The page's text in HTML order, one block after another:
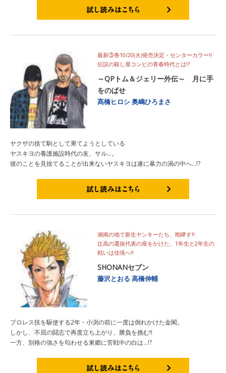
最新③巻10/20(火)発売決定・センターカラー!!
伝説の殺し屋コンビの青春時代とは!?
～QPトム＆ジェリー外伝～ 月に手
をのばせ
髙橋ヒロシ奥嶋ひろまさ
ヤクザの捨て駒として果てようとしている
ヤスキヨの養護施設時代の友、サル…。
彼のことを見捨てることが出来ないヤスキヨは遂に暴力の渦の中へ…!?
湘南の地で新生ヤンキーたち、咆哮す!!
辻高の選抜代表の座をかけた、1年生と2年生の
戦いは佳境へ!!
SHONANセブン
藤沢とおる 高橋伸輔
プロレス技を駆使する2年・小渕の前に一度は倒れかけた金閣。
しかし、不屈の闘志で再度立ち上がり、勝負を挑む!!
一方、別格の強さを匂わせる東郷に苦戦中の白は…!?